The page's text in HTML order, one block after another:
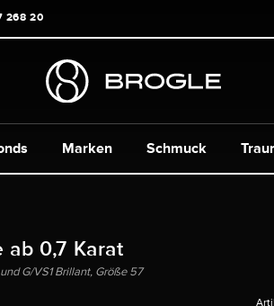
268 20
Marken Schmuck
0,7 Karat
G/VS1 Brillant, Größe 57